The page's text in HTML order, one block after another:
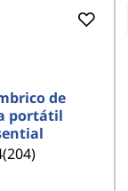
de
portátil
(204)